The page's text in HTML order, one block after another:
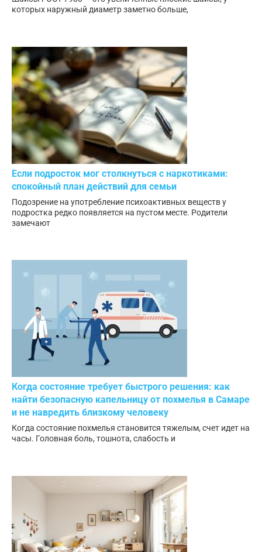
которых наружный диаметр заметно больше,
Если подросток мог столкнуться с наркотиками:
спокойный план действий для семьи
Подозрение на употребление психоактивных веществ у
подростка редко появляется на пустом месте. Родители
замечают
Когда состояние требует быстрого решения: как
найти безопасную капельницу от похмелья в Самаре
и не навредить близкому человеку
Когда состояние похмелья становится тяжелым, счет идет на
часы. Головная боль, тошнота, слабость и